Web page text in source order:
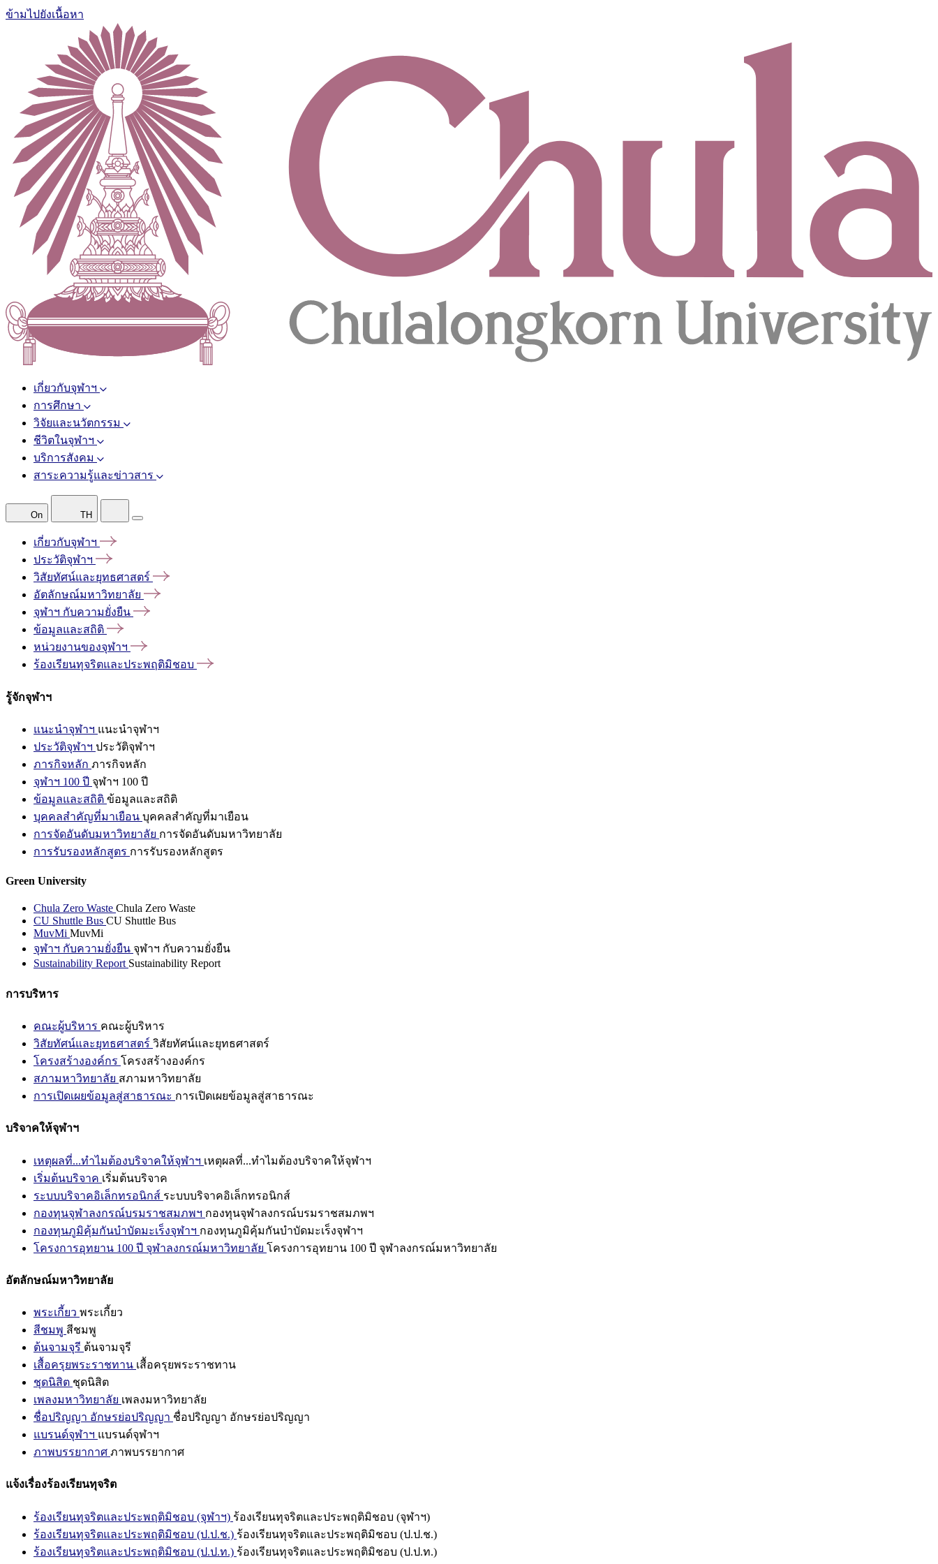
ข้ามไปยังเนื้อหา
เกี่ยวกับจุฬาฯ
การศึกษา
วิจัยและนวัตกรรม
ชีวิตในจุฬาฯ
บริการสังคม
สาระความรู้และข่าวสาร
On TH
เกี่ยวกับจุฬาฯ
ประวัติจุฬาฯ
วิสัยทัศน์และยุทธศาสตร์
อัตลักษณ์มหาวิทยาลัย
จุฬาฯ กับความยั่งยืน
ข้อมูลและสถิติ
หน่วยงานของจุฬาฯ
ร้องเรียนทุจริตและประพฤติมิชอบ
รู้จักจุฬาฯ
แนะนำจุฬาฯ แนะนำจุฬาฯ
ประวัติจุฬาฯ ประวัติจุฬาฯ
ภารกิจหลัก ภารกิจหลัก
จุฬาฯ 100 ปี จุฬาฯ 100 ปี
ข้อมูลและสถิติ ข้อมูลและสถิติ
บุคคลสำคัญที่มาเยือน บุคคลสำคัญที่มาเยือน
การจัดอันดับมหาวิทยาลัย การจัดอันดับมหาวิทยาลัย
การรับรองหลักสูตร การรับรองหลักสูตร
Green University
Chula Zero Waste Chula Zero Waste
CU Shuttle Bus CU Shuttle Bus
MuvMi MuvMi
จุฬาฯ กับความยั่งยืน จุฬาฯ กับความยั่งยืน
Sustainability Report Sustainability Report
การบริหาร
คณะผู้บริหาร คณะผู้บริหาร
วิสัยทัศน์และยุทธศาสตร์ วิสัยทัศน์และยุทธศาสตร์
โครงสร้างองค์กร โครงสร้างองค์กร
สภามหาวิทยาลัย สภามหาวิทยาลัย
การเปิดเผยข้อมูลสู่สาธารณะ การเปิดเผยข้อมูลสู่สาธารณะ
บริจาคให้จุฬาฯ
เหตุผลที่...ทำไมต้องบริจาคให้จุฬาฯ เหตุผลที่...ทำไมต้องบริจาคให้จุฬาฯ
เริ่มต้นบริจาค เริ่มต้นบริจาค
ระบบบริจาคอิเล็กทรอนิกส์ ระบบบริจาคอิเล็กทรอนิกส์
กองทุนจุฬาลงกรณ์บรมราชสมภพฯ กองทุนจุฬาลงกรณ์บรมราชสมภพฯ
กองทุนภูมิคุ้มกันบำบัดมะเร็งจุฬาฯ กองทุนภูมิคุ้มกันบำบัดมะเร็งจุฬาฯ
โครงการอุทยาน 100 ปี จุฬาลงกรณ์มหาวิทยาลัย โครงการอุทยาน 100 ปี จุฬาลงกรณ์มหาวิทยาลัย
อัตลักษณ์มหาวิทยาลัย
พระเกี้ยว พระเกี้ยว
สีชมพู สีชมพู
ต้นจามจุรี ต้นจามจุรี
เสื้อครุยพระราชทาน เสื้อครุยพระราชทาน
ชุดนิสิต ชุดนิสิต
เพลงมหาวิทยาลัย เพลงมหาวิทยาลัย
ชื่อปริญญา อักษรย่อปริญญา ชื่อปริญญา อักษรย่อปริญญา
แบรนด์จุฬาฯ แบรนด์จุฬาฯ
ภาพบรรยากาศ ภาพบรรยากาศ
แจ้งเรื่องร้องเรียนทุจริต
ร้องเรียนทุจริตและประพฤติมิชอบ (จุฬาฯ) ร้องเรียนทุจริตและประพฤติมิชอบ (จุฬาฯ)
ร้องเรียนทุจริตและประพฤติมิชอบ (ป.ป.ช.) ร้องเรียนทุจริตและประพฤติมิชอบ (ป.ป.ช.)
ร้องเรียนทุจริตและประพฤติมิชอบ (ป.ป.ท.) ร้องเรียนทุจริตและประพฤติมิชอบ (ป.ป.ท.)